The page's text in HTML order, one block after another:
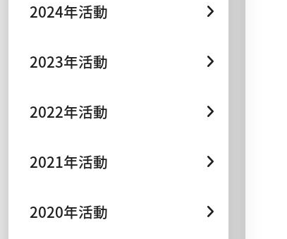
2024年活動
2023年活動
2022年活動
2021年活動
2020年活動